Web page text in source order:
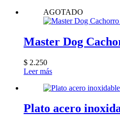
AGOTADO
Master Dog
$ 2.250
Leer más
Plato acero